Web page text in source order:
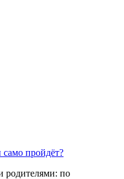
пройдёт?
родителями: по